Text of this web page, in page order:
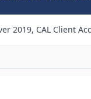
2019, CAL Client